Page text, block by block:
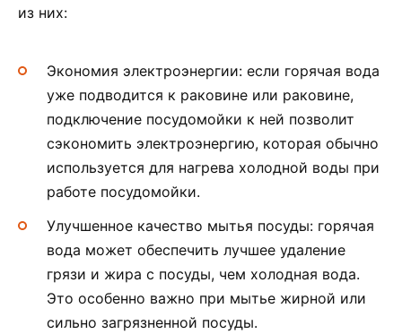
из них:
Экономия электроэнергии: если горячая вода
уже подводится к раковине или раковине,
подключение посудомойки к ней позволит
сэкономить электроэнергию, которая обычно
используется для нагрева холодной воды при
работе посудомойки.
Улучшенное качество мытья посуды: горячая
вода может обеспечить лучшее удаление
грязи и жира с посуды, чем холодная вода.
Это особенно важно при мытье жирной или
сильно загрязненной посуды.